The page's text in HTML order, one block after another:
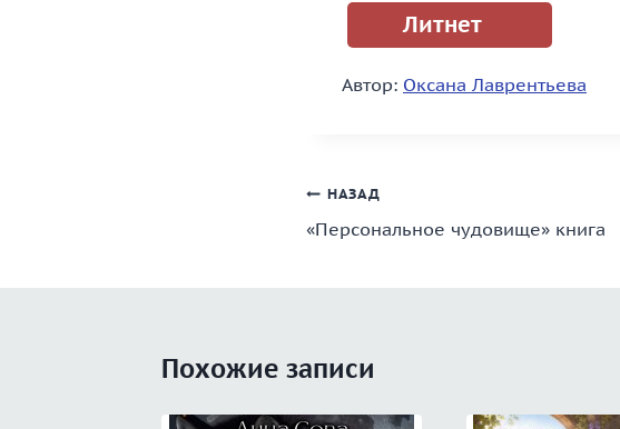
Литнет
Автор: Оксана Лаврентьева
Навигация
по
НАЗАД
«Персональное чудовище» книга
Похожие записи